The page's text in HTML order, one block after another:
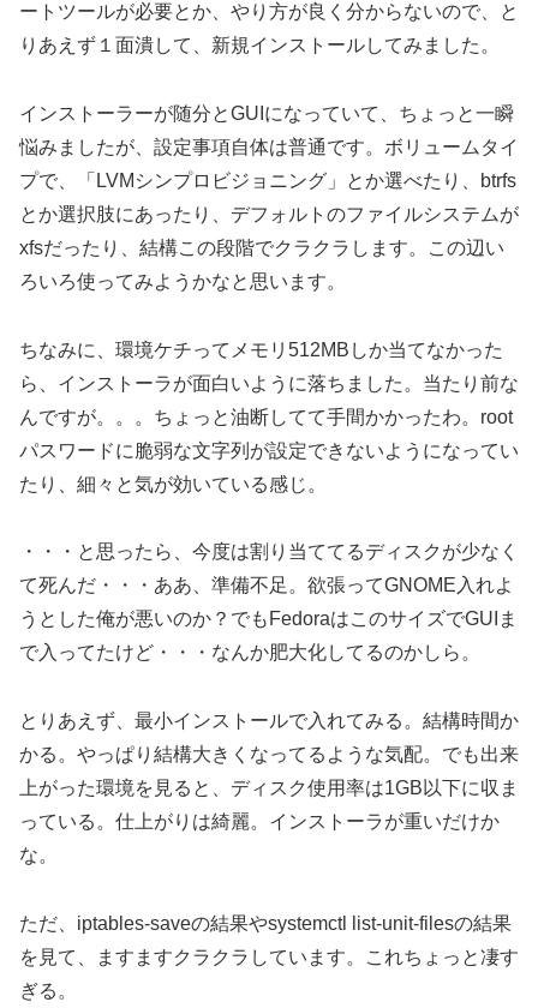
ートツールが必要とか、やり方が良く分からないので、と
りあえず１面潰して、新規インストールしてみました。
インストーラーが随分とGUIになっていて、ちょっと一瞬
悩みましたが、設定事項自体は普通です。ボリュームタイ
プで、「LVMシンプロビジョニング」とか選べたり、btrfs
とか選択肢にあったり、デフォルトのファイルシステムが
xfsだったり、結構この段階でクラクラします。この辺い
ろいろ使ってみようかなと思います。
ちなみに、環境ケチってメモリ512MBしか当てなかった
ら、インストーラが面白いように落ちました。当たり前な
んですが。。。ちょっと油断してて手間かかったわ。 root
パスワードに脆弱な文字列が設定できないようになってい
たり、細々と気が効いている感じ。
・・・と思ったら、今度は割り当ててるディスクが少なく
て死んだ・・・ああ、準備不足。欲張ってGNOME入れよ
うとした俺が悪いのか？でもFedoraはこのサイズでGUIま
で入ってたけど・・・なんか肥大化してるのかしら。
とりあえず、最小インストールで入れてみる。結構時間か
かる。やっぱり結構大きくなってるような気配。でも出来
上がった環境を見ると、ディスク使用率は1GB以下に収ま
っている。仕上がりは綺麗。インストーラが重いだけか
な。
ただ、iptables-saveの結果やsystemctl list-unit-filesの結果
を見て、ますますクラクラしています。これちょっと凄す
ぎる。